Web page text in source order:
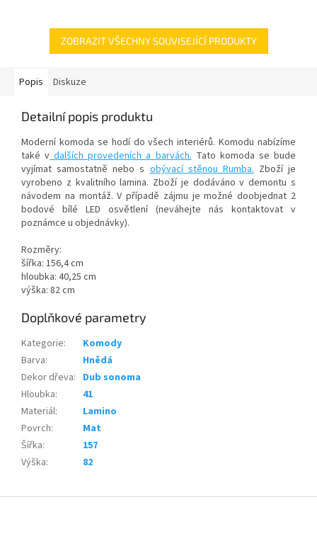
ZOBRAZIT VŠECHNY SOUVISEJÍCÍ PRODUKTY
Popis Diskuze
Detailní popis produktu
Moderní komoda se hodí do všech interiérů. Komodu nabízíme
také v dalších provedeních a barvách. Tato komoda se bude
vyjímat samostatně nebo s obývací stěnou Rumba. Zboží je
vyrobeno z kvalitního lamina. Zboží je dodáváno v demontu s
návodem na montáž. V případě zájmu je možné doobjednat 2
bodové bílé LED osvětlení (neváhejte nás kontaktovat v
poznámce u objednávky).
Rozměry:
šířka: 156,4 cm
hloubka: 40,25 cm
výška: 82 cm
Doplňkové parametry
Kategorie:
Komody
Barva:
Hnědá
Dekor dřeva: Dub sonoma
Hloubka:
41
Materiál:
Lamino
Povrch:
Mat
Šířka:
157
Výška: 82